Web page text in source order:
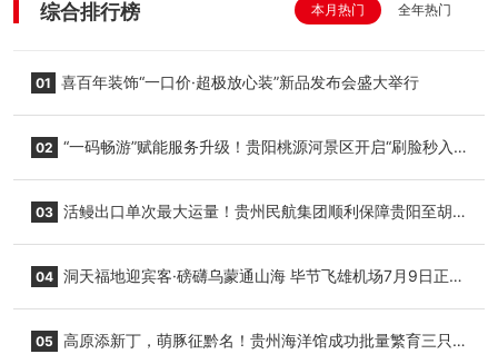
综合排行榜 本月热门 全年热门
01 喜百年装饰“一口价·超极放心装”新品发布会盛大举行
02 “一码畅游”赋能服务升级！贵阳桃源河景区开启“刷脸秒入
03 活鳗出口单次最大运量！贵州民航集团顺利保障贵阳至胡
04 洞天福地迎宾客·磅礴乌蒙通山海 毕节飞雄机场7月9日正式
05 高原添新丁，萌豚征黔名！贵州海洋馆成功批量繁育三只